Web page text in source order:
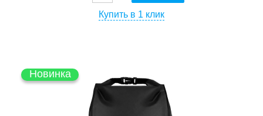
Купить в 1 клик
Новинка